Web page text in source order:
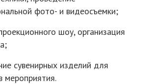
фото- и видеосъемки;
шоу, организация
сувенирных изделий для
мероприятия.